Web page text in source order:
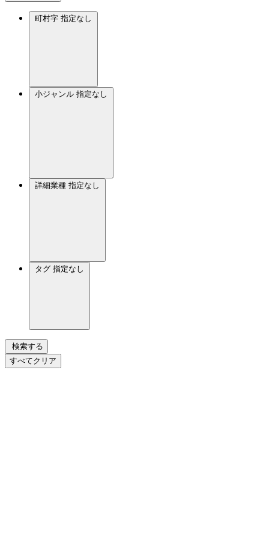
町村字 指定なし
小ジャンル 指定なし
詳細業種 指定なし
タグ 指定なし
検索する
すべてクリア